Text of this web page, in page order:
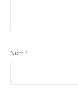
Nom*